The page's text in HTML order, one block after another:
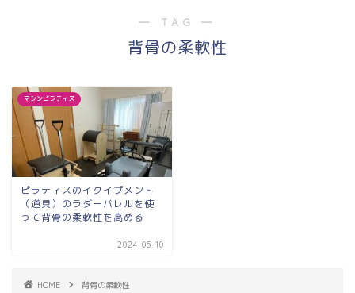
― TAG ―
背骨の柔軟性
マシンピラティス
ピラティスのイクイプメント
（道具）のラダーバレルを使
って背骨の柔軟性を高める
2024-05-10
HOME 背骨の柔軟性